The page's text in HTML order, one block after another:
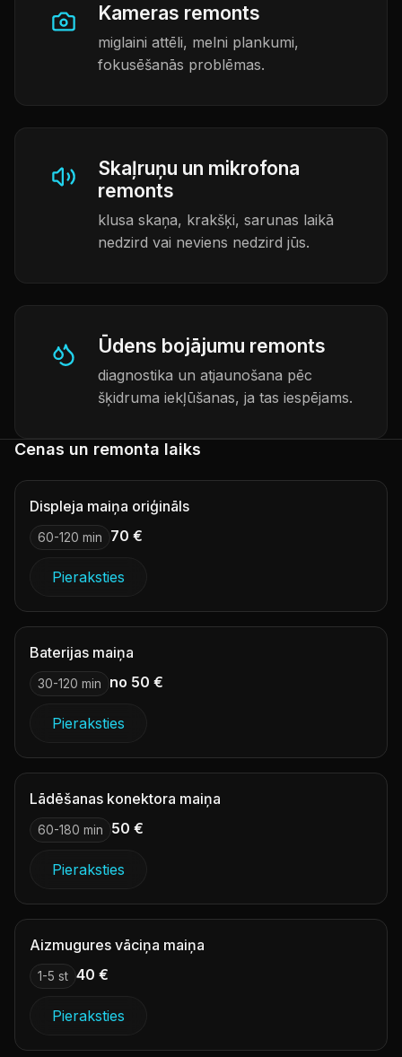
Kameras remonts
miglaini attēli, melni plankumi,
fokusēšanās problēmas.
Skaļruņu un mikrofona
remonts
klusa skaņa, krakšķi, sarunas laikā
nedzird vai neviens nedzird jūs.
Ūdens bojājumu remonts
diagnostika un atjaunošana pēc
šķidruma iekļūšanas, ja tas iespējams.
Cenas un remonta laiks
Displeja maiņa oriģināls
60-120 min 70 €
Pieraksties
Baterijas maiņa
30-120 min no 50 €
Pieraksties
Lādēšanas konektora maiņa
60-180 min 50 €
Pieraksties
Aizmugures vāciņa maiņa
1-5 st 40 €
Pieraksties